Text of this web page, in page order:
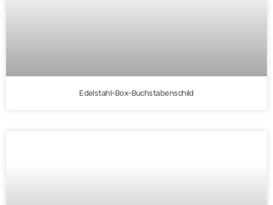
Edelstahl-Box-Buchstabenschild